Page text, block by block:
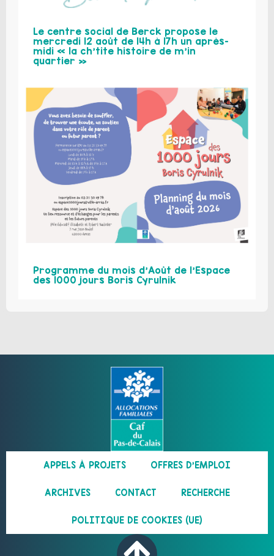
Le centre social de Berck propose le
mercredi 12 août de 14h à 17h un après-
midi « la ch’tite histoire de m’in
quartier »
Programme du mois d’Août de l’Espace
des 1000 jours Boris Cyrulnik
APPELS À PROJETS OFFRES D’EMPLOI
ARCHIVES CONTACT RECHERCHE
POLITIQUE DE COOKIES (UE)